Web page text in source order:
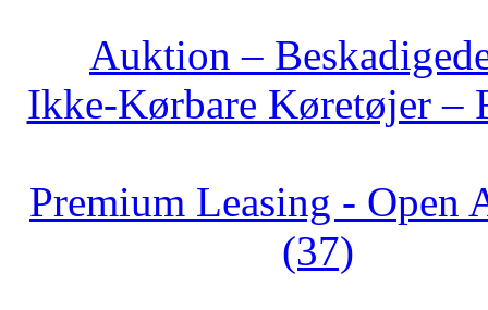
Auktion –
Ikke‑Kørbare Køretøjer –
Premium Leasing - Open
(37)